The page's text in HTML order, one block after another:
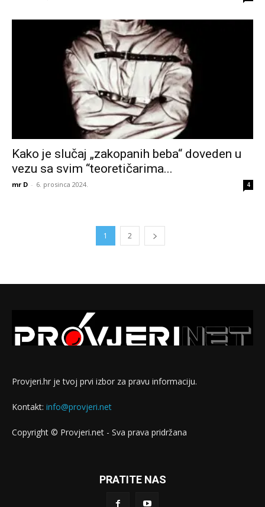
Kako je slučaj „zakopanih beba“ doveden u
vezu sa svim “teoretičarima...
mr D - 6. prosinca 2024. 4
1 2
Provjeri.hr je tvoj prvi izbor za pravu informaciju.
Kontakt: info@provjeri.net
Copyright © Provjeri.net - Sva prava pridržana
PRATITE NAS